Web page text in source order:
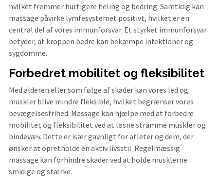
hvilket fremmer hurtigere heling og bedring. Samtidig kan
massage påvirke lymfesystemet positivt, hvilket er en
central del af vores immunforsvar. Et styrket immunforsvar
betyder, at kroppen bedre kan bekæmpe infektioner og
sygdomme.
Forbedret mobilitet og fleksibilitet
Med alderen eller som følge af skader kan vores led og
muskler blive mindre fleksible, hvilket begrænser vores
bevægelsesfrihed. Massage kan hjælpe med at forbedre
mobilitet og fleksibilitet ved at løsne stramme muskler og
bindevæv. Dette er især gavnligt for atleter og dem, der
ønsker at opretholde en aktiv livsstil. Regelmæssig
massage kan forhindre skader ved at holde musklerne
smidige og stærke.